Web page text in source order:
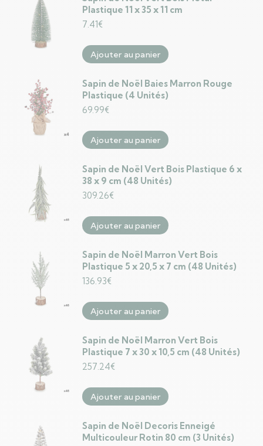
Plastique 11 x 35 x 11 cm
7.41€
Ajouter au panier
Sapin de Noël Baies Marron Rouge
Plastique (4 Unités)
69.99€
Ajouter au panier
Sapin de Noël Vert Bois Plastique 6 x
38 x 9 cm (48 Unités)
309.26€
Ajouter au panier
Sapin de Noël Marron Vert Bois
Plastique 5 x 20,5 x 7 cm (48 Unités)
136.93€
Ajouter au panier
Sapin de Noël Marron Vert Bois
Plastique 7 x 30 x 10,5 cm (48 Unités)
257.24€
Ajouter au panier
Sapin de Noël Decoris Enneigé
Multicouleur Rotin 80 cm (3 Unités)